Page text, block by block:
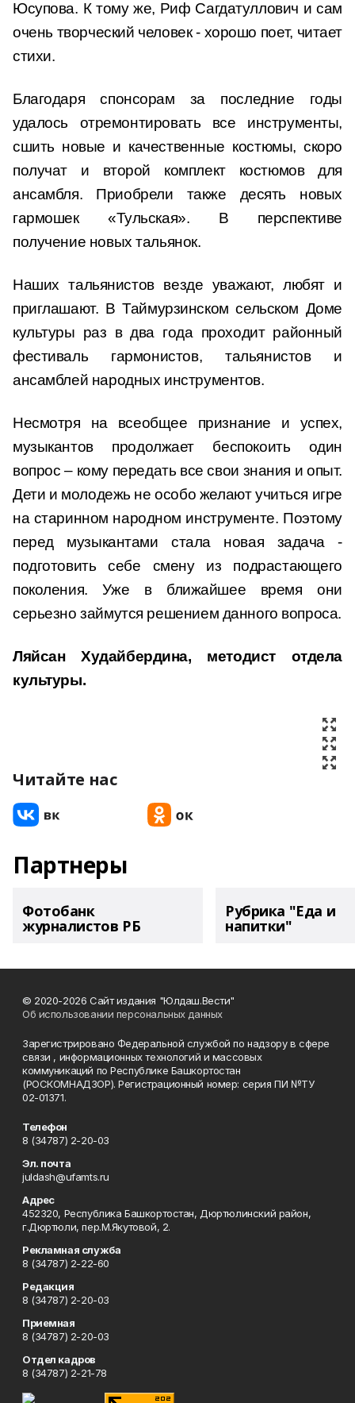
Юсупова. К тому же, Риф Сагдатуллович и сам
очень творческий человек - хорошо поет, читает
стихи.
Благодаря спонсорам за последние годы
удалось отремонтировать все инструменты,
сшить новые и качественные костюмы, скоро
получат и второй комплект костюмов для
ансамбля. Приобрели также десять новых
гармошек «Тульская». В перспективе
получение новых тальянок.
Наших тальянистов везде уважают, любят и
приглашают. В Таймурзинском сельском Доме
культуры раз в два года проходит районный
фестиваль гармонистов, тальянистов и
ансамблей народных инструментов.
Несмотря на всеобщее признание и успех,
музыкантов продолжает беспокоить один
вопрос – кому передать все свои знания и опыт.
Дети и молодежь не особо желают учиться игре
на старинном народном инструменте. Поэтому
перед музыкантами стала новая задача -
подготовить себе смену из подрастающего
поколения. Уже в ближайшее время они
серьезно займутся решением данного вопроса.
Ляйсан Худайбердина, методист отдела
культуры.
Читайте нас
Партнеры
Фотобанк
журналистов РБ
Рубрика "Еда и
напитки"
© 2020-2026 Сайт издания "Юлдаш.Вести"
Об использовании персональных данных
Зарегистрировано Федеральной службой по надзору в сфере
связи , информационных технологий и массовых
коммуникаций по Республике Башкортостан
(РОСКОМНАДЗОР). Регистрационный номер: серия ПИ №ТУ
02-01371.
Телефон
8 (34787) 2-20-03
Эл. почта
juldash@ufamts.ru
Адрес
452320, Республика Башкортостан, Дюртюлинский район,
г.Дюртюли, пер.М.Якутовой, 2.
Рекламная служба
8 (34787) 2-22-60
Редакция
8 (34787) 2-20-03
Приемная
8 (34787) 2-20-03
Отдел кадров
8 (34787) 2-21-78